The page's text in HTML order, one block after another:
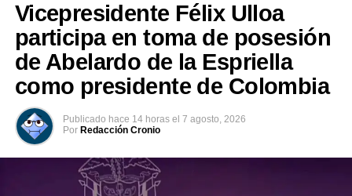
Jorge Messi junto a su esposa, Celia María Cuccittini, y su hija, María
Sol Messi, en la boda de Lionel Messi con Antonela Roccuzzo (AFP
PHOTO / EITAN ABRAMOVICH)
Vicepresidente Félix Ulloa
participa en toma de posesión
de Abelardo de la Espriella
como presidente de Colombia
Publicado hace 14 horas el 7 agosto, 2026
Por Redacción Cronio